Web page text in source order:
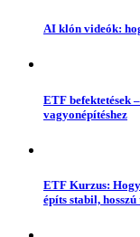
AI klón videók:
ETF befektetések
vagyonépítéshez
ETF Kurzus:
építs stabil,